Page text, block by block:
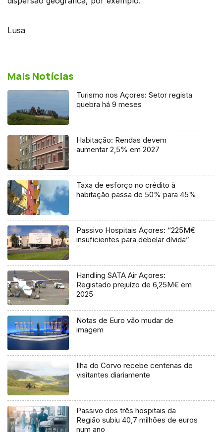
Lusa
Mais Notícias
Turismo nos Açores: Setor regista
quebra há 9 meses
Habitação: Rendas devem
aumentar 2,5% em 2027
Taxa de esforço no crédito à
habitação passa de 50% para 45%
Passivo Hospitais Açores: “225M€
insuficientes para debelar dívida”
Handling SATA Air Açores:
Registado prejuízo de 6,25M€ em
2025
Notas de Euro vão mudar de
imagem
Ilha do Corvo recebe centenas de
visitantes diariamente
Passivo dos três hospitais da
Região subiu 40,7 milhões de euros
num ano